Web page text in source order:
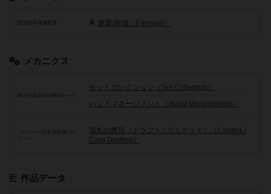
政治経済/各種産業 農業/牧場（Farming）
メカニクス
セットコレクション（Set Collection）
ハンドマネージメント（Hand Management）
プレイヤーの干渉/影響アク
場札の獲得（ドラフト / リミテッド）（Limited /
Card Drafting）
作品データ